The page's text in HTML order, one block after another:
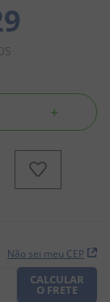
＋
Não sei meu CEP
CALCULAR
O FRETE